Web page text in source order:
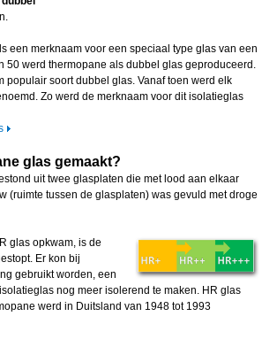
een merknaam voor een speciaal type glas van een
50 werd thermopane als dubbel glas geproduceerd.
populair soort dubbel glas. Vanaf toen werd elk
Zo werd de merknaam voor dit isolatieglas
glas gemaakt?
uit twee glasplaten die met lood aan elkaar
(ruimte tussen de glasplaten) was gevuld met droge
glas opkwam, is de
Er kon bij
gebruikt worden, een
nog meer isolerend te maken. HR glas
werd in Duitsland van 1948 tot 1993